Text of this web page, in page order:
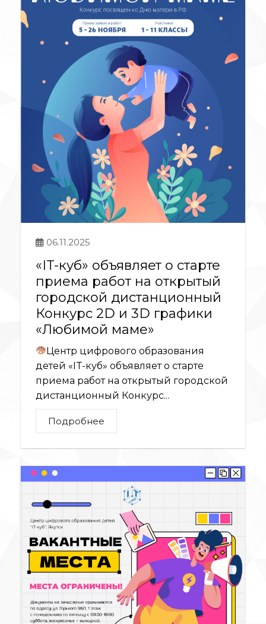
06.11.2025
«IT-куб» объявляет о старте
приема работ на открытый
городской дистанционный
Конкурс 2D и 3D графики
«Любимой маме»
Центр цифрового образования
детей «IT-куб» объявляет о старте
приема работ на открытый городской
дистанционный Конкурс...
Подробнее